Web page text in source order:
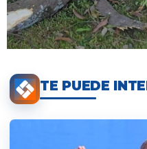
TE PUEDE